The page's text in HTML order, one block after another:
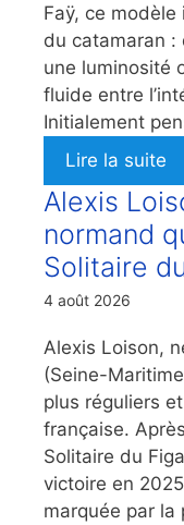
Faÿ, ce modèle
du catamaran :
une luminosité
fluide entre
Initialement
Lire la suite
Alexis
normand
Solitaire
4 août 2026
Alexis Loison,
(Seine-
plus réguliers
française.
Solitaire du
victoire en
marquée par la